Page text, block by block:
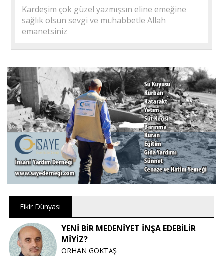
Kardeşim çok güzel yazmışsın eline emeğine
sağlık olsun sevgi ve muhabbetle Allah
emanetsiniz
Fikir Dünyası
YENİ BİR MEDENİYET İNŞA EDEBİLİR
MİYİZ?
ORHAN GÖKTAŞ